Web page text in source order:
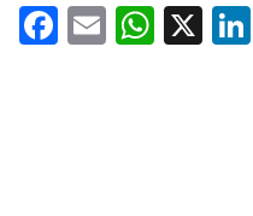
Facebook
Email X